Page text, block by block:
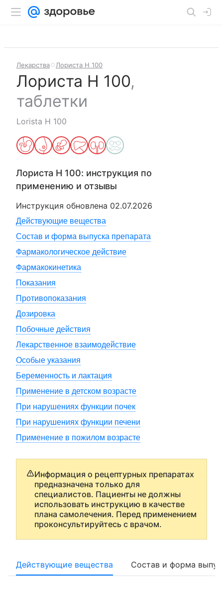
Лекарства Лориста H 100
Лориста H 100,
таблетки
Lorista H 100
Лориста H 100: инструкция по
применению и отзывы
Инструкция обновлена 02.07.2026
Действующие вещества
Состав и форма выпуска препарата
Фармакологическое действие
Фармакокинетика
Показания
Противопоказания
Дозировка
Побочные действия
Лекарственное взаимодействие
Особые указания
Беременность и лактация
Применение в детском возрасте
При нарушениях функции почек
При нарушениях функции печени
Применение в пожилом возрасте
Информация о рецептурных препаратах
предназначена только для
специалистов. Пациенты не должны
использовать инструкцию в качестве
плана самолечения. Перед применением
проконсультируйтесь с врачом.
Действующие вещества Состав и форма